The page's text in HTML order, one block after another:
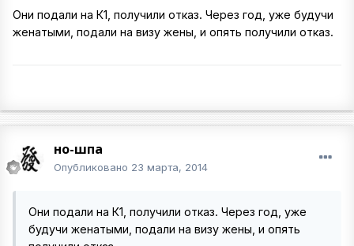
Они подали на К1, получили отказ. Через год, уже будучи
женатыми, подали на визу жены, и опять получили отказ.
но-шпа
Опубликовано 23 марта, 2014
Они подали на К1, получили отказ. Через год, уже
будучи женатыми, подали на визу жены, и опять